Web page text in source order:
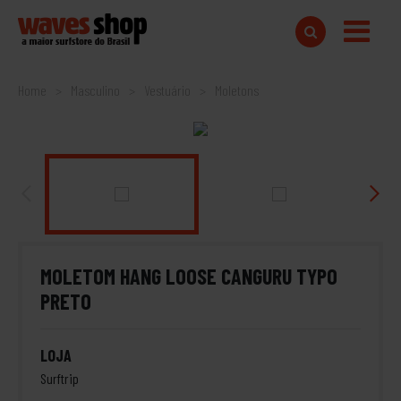
Home
MOLETOM HANG LOOSE CANGURU TYPO
PRETO
LOJA
Surftrip